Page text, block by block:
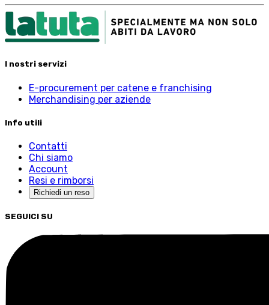
I nostri servizi
E-procurement per catene e franchising
Merchandising per aziende
Info utili
Contatti
Chi siamo
Account
Resi e rimborsi
Richiedi un reso
SEGUICI SU